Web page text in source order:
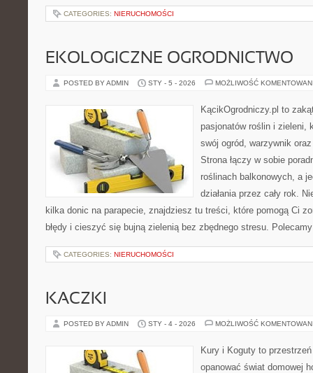
CATEGORIES: NIERUCHOMOŚCI
EKOLOGICZNE OGRODNICTWO
POSTED BY ADMIN STY - 5 - 2026 MOŻLIWOŚĆ
KącikOgrodniczy.pl to
pasjonatów roślin i zieleni,
swój ogród, warzywnik
Strona łączy w sobie
roślinach balkonowych, a
działania przez cały rok.
kilka donic na parapecie, znajdziesz tu treści, które pomogą Ci
błędy i cieszyć się bujną zielenią bez zbędnego stresu.
CATEGORIES: NIERUCHOMOŚCI
KACZKI
POSTED BY ADMIN STY - 4 - 2026 MOŻLIWOŚĆ
Kury i Koguty to
opanować świat domowej